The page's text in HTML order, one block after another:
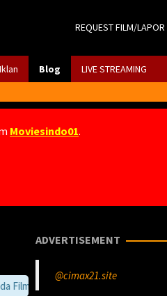
REQUEST FILM/LAPOR
Blog LIVE STREAMING
Moviesindo01.
kesayangan anda terdapat eror.
ADVERTISEMENT
@cimax21.site